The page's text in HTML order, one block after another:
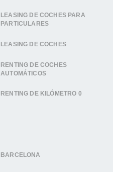
LEASING DE COCHES PARA
PARTICULARES
LEASING DE COCHES
RENTING DE COCHES
AUTOMÁTICOS
RENTING DE KILÓMETRO 0
BARCELONA